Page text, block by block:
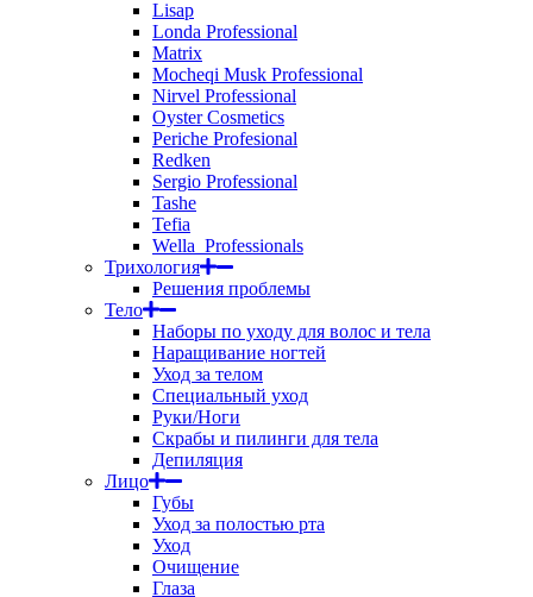
Lisap
Londa Professional
Matrix
Mocheqi Musk Professional
Nirvel Professional
Oyster Cosmetics
Periche Profesional
Redken
Sergio Professional
Tashe
Tefia
Wella_Professionals
Трихология
Решения проблемы
Тело
Наборы по уходу для волос и тела
Наращивание ногтей
Уход за телом
Специальный уход
Руки/Ноги
Скрабы и пилинги для тела
Депиляция
Лицо
Губы
Уход за полостью рта
Уход
Очищение
Глаза